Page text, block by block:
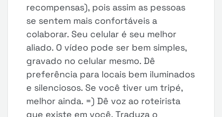
recompensas), pois assim as pessoas
se sentem mais confortáveis a
colaborar. Seu celular é seu melhor
aliado. O vídeo pode ser bem simples,
gravado no celular mesmo. Dê
preferência para locais bem iluminados
e silenciosos. Se você tiver um tripé,
melhor ainda. =) Dê voz ao roteirista
que existe em você. Traduza o